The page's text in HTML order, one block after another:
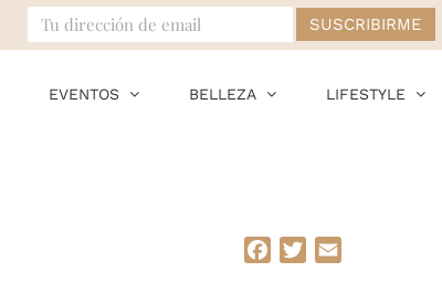
EVENTOS BELLEZA LIFESTYLE
Facebook
Twitter